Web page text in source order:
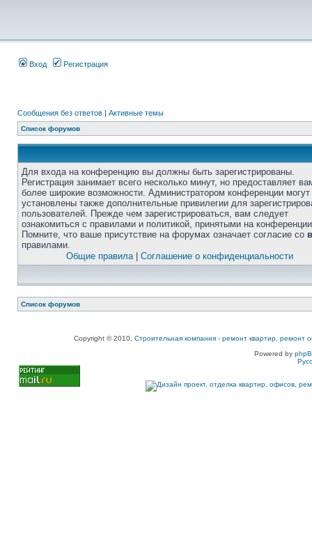
Вход Регистрация
Сообщения без ответов | Активные темы
Список форумов
Для входа на конференцию вы должны быть зарегистрированы.
Регистрация занимает всего несколько минут, но предоставляет
более широкие возможности. Администратором конференции
установлены также дополнительные привилегии для
пользователей. Прежде чем зарегистрироваться, вам следует
ознакомиться с правилами и политикой, принятыми на
Помните, что ваше присутствие на форумах означает согласие со
правилами.
Общие правила| Соглашение о конфиденциальности
Список форумов
Copyright © 2010, Строительная компания - ремонт квартир, ремонт
Powered by